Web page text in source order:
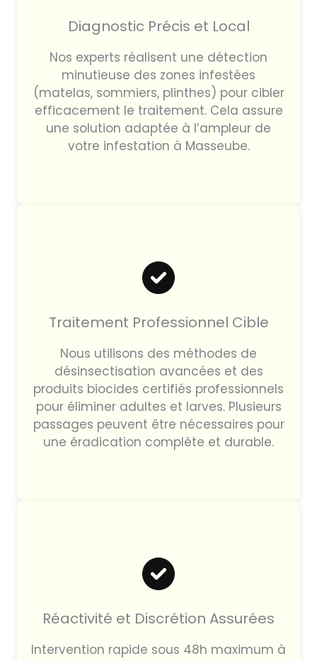
Diagnostic Précis et Local
Nos experts réalisent une détection
minutieuse des zones infestées
(matelas, sommiers, plinthes) pour cibler
efficacement le traitement. Cela assure
une solution adaptée à l’ampleur de
votre infestation à Masseube.
Traitement Professionnel Cible
Nous utilisons des méthodes de
désinsectisation avancées et des
produits biocides certifiés professionnels
pour éliminer adultes et larves. Plusieurs
passages peuvent être nécessaires pour
une éradication complète et durable.
Réactivité et Discrétion Assurées
Intervention rapide sous 48h maximum à